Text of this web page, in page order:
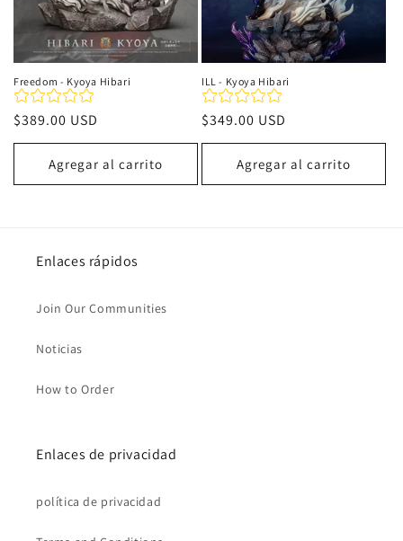
Freedom - Kyoya Hibari
Precio
habitual
$389.00 USD
Agregar al carrito
ILL - Kyoya Hibari
Precio
habitual
$349.00 USD
Agregar al carrito
Enlaces rápidos
Join Our Communities
Noticias
How to Order
Enlaces de privacidad
política de privacidad